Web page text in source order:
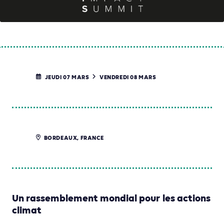
JEUDI 07 MARS VENDREDI 08 MARS
BORDEAUX, FRANCE
Un rassemblement mondial pour les actions
climat